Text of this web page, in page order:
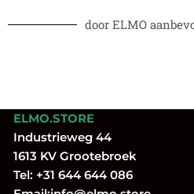
door ELMO
ELMO.STORE
Industrieweg 44
1613 KV Grootebroek
Tel: +31 644 644 086